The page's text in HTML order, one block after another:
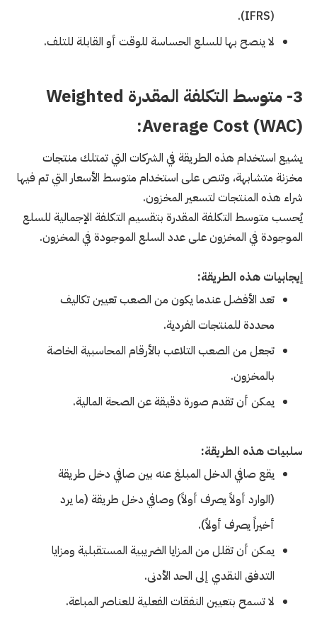
(IFRS).
لا ينصح بها للسلع الحساسة للوقت أو القابلة للتلف.
3- متوسط التكلفة المقدرة Weighted
Average Cost (WAC):
يشيع استخدام هذه الطريقة في الشركات التي تمتلك منتجات
مخزنة متشابهة، وتنص على استخدام متوسط الأسعار التي تم فيها
شراء هذه المنتجات لتسعير المخزون.
يُحسب متوسط التكلفة المقدرة بتقسيم التكلفة الإجمالية للسلع
الموجودة في المخزون على عدد السلع الموجودة في المخزون.
إيجابيات هذه الطريقة:
تعد الأفضل عندما يكون من الصعب تعيين تكاليف
محددة للمنتجات الفردية.
تجعل من الصعب التلاعب بالأرقام المحاسبية الخاصة
بالمخزون.
يمكن أن تقدم صورة دقيقة عن الصحة المالية.
سلبيات هذه الطريقة:
يقع صافي الدخل المبلغ عنه بين صافي دخل طريقة
(الوارد أولاً يصرف أولاً) وصافي دخل طريقة (ما يرد
أخيراً يصرف أولاً).
يمكن أن تقلل من المزايا الضريبية المستقبلية ومزايا
التدفق النقدي إلى الحد الأدنى.
لا تسمح بتعيين النفقات الفعلية للعناصر المباعة.